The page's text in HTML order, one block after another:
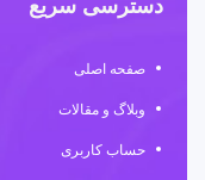
دسترسی سریع
صفحه اصلی
وبلاگ و مقالات
حساب کاربری